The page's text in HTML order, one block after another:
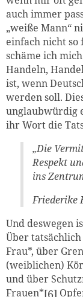
auch immer
„weiße Mann“
einfach nicht
schäme ich
Handeln,
ist, wenn
werden soll.
unglaubwürdig
ihr Wort die
„Die
Respekt
ins
Friederike
Und deswegen
Über
Frau*, über
(weiblichen)
und über
Frauen*